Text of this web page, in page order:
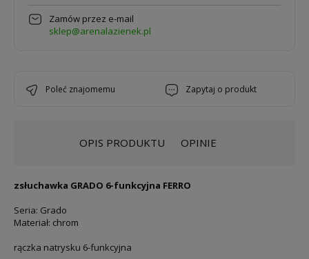
Zamów przez e-mail
sklep@arenalazienek.pl
poleć znajomemu zapytaj o produkt
OPIS PRODUKTU OPINIE
zsłuchawka GRADO 6-funkcyjna FERRO
Seria: Grado
Materiał: chrom
rączka natrysku 6-funkcyjna